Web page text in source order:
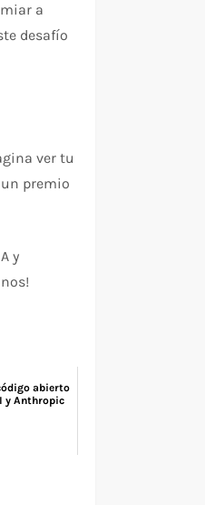
a
desafío
ver tu
premio
y
abierto
y Anthropic